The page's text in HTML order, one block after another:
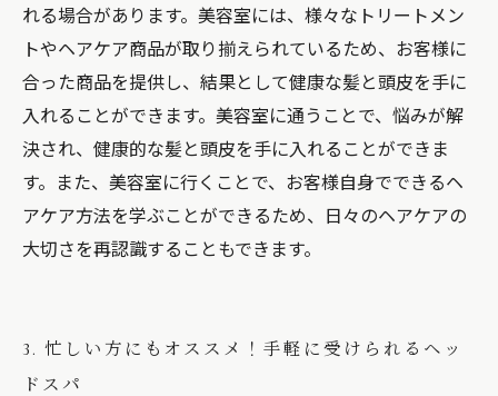
れる場合があります。美容室には、様々なトリートメン
トやヘアケア商品が取り揃えられているため、お客様に
合った商品を提供し、結果として健康な髪と頭皮を手に
入れることができます。美容室に通うことで、悩みが解
決され、健康的な髪と頭皮を手に入れることができま
す。また、美容室に行くことで、お客様自身でできるヘ
アケア方法を学ぶことができるため、日々のヘアケアの
大切さを再認識することもできます。
3. 忙しい方にもオススメ！手軽に受けられるヘッ
ドスパ